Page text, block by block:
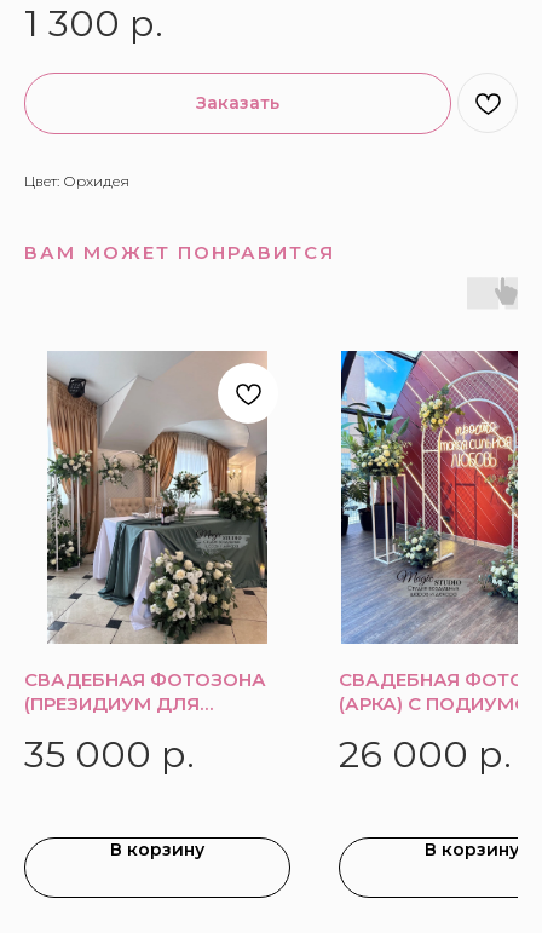
1 300 р.
Заказать
Цвет: Орхидея
ВАМ МОЖЕТ ПОНРАВИТСЯ
СВАДЕБНАЯ ФОТОЗОНА
(ПРЕЗИДИУМ ДЛЯ
35 000 р.
В корзину
СВАДЕБНАЯ
(АРКА) С
26 000 р.
В корзину